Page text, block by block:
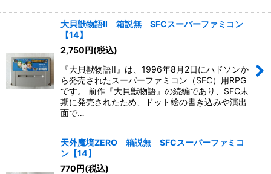
大貝獣物語II 箱説無 SFCスーパーファミコン
【14】
2,750円(税込)
『大貝獣物語II』は、1996年8月2日にハドソンか
ら発売されたスーパーファミコン（SFC）用RPG
です。 前作『大貝獣物語』の続編であり、SFC末
期に発売されたため、ドット絵の書き込みや演出
面で…
天外魔境ZERO 箱説無 SFCスーパーファミコ
ン【14】
770円(税込)